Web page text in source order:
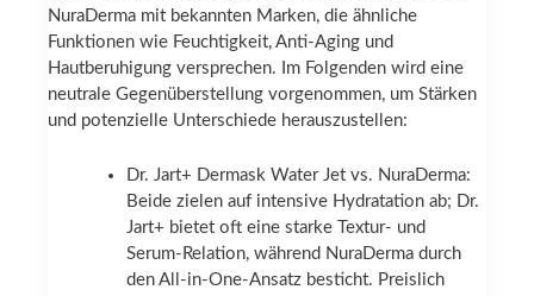
NuraDerma mit bekannten Marken, die ähnliche
Funktionen wie Feuchtigkeit, Anti-Aging und
Hautberuhigung versprechen. Im Folgenden wird eine
neutrale Gegenüberstellung vorgenommen, um Stärken
und potenzielle Unterschiede herauszustellen:
Dr. Jart+ Dermask Water Jet vs. NuraDerma:
Beide zielen auf intensive Hydratation ab; Dr.
Jart+ bietet oft eine starke Textur- und
Serum-Relation, während NuraDerma durch
den All-in-One-Ansatz besticht. Preislich